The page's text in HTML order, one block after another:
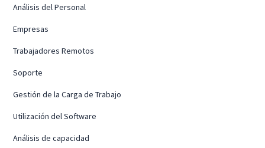
Análisis del Personal
Empresas
Trabajadores Remotos
Soporte
Gestión de la Carga de Trabajo
Utilización del Software
Análisis de capacidad